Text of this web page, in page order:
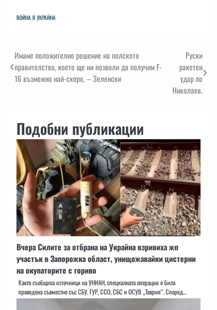
ВОЙНА В УКРАЙНА
Навигация
Имаме положително решение на полското
правителство, което ще ни позволи да получим F-
16 възможно най-скоро, – Зеленски
Руски
ракетен
удар по
Николаев.
Подобни публикации
Вчера Силите за отбрана на Украйна взривиха жп
участък в Запорожка област, унищожавайки цистерни
на окупаторите с гориво
Както съобщиха източници на УНИАН, специалната операция е била
проведена съвместно със СБУ, ГУР, ССО, СБС и ОСУВ „Таврия“. Според…